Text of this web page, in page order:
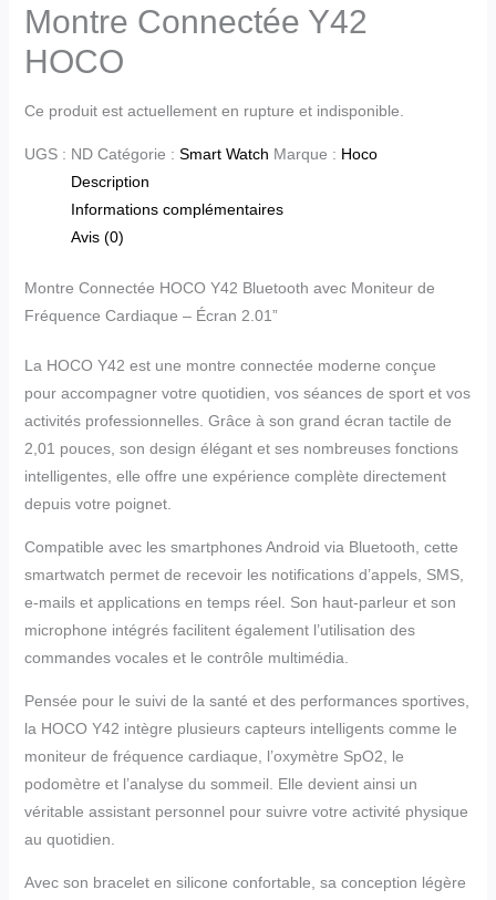
Montre Connectée Y42
HOCO
Ce produit est actuellement en rupture et indisponible.
UGS : ND Catégorie : Smart Watch Marque : Hoco
Description
Informations complémentaires
Avis (0)
Montre Connectée HOCO Y42 Bluetooth avec Moniteur de
Fréquence Cardiaque – Écran 2.01”
La HOCO Y42 est une montre connectée moderne conçue
pour accompagner votre quotidien, vos séances de sport et vos
activités professionnelles. Grâce à son grand écran tactile de
2,01 pouces, son design élégant et ses nombreuses fonctions
intelligentes, elle offre une expérience complète directement
depuis votre poignet.
Compatible avec les smartphones Android via Bluetooth, cette
smartwatch permet de recevoir les notifications d’appels, SMS,
e-mails et applications en temps réel. Son haut-parleur et son
microphone intégrés facilitent également l’utilisation des
commandes vocales et le contrôle multimédia.
Pensée pour le suivi de la santé et des performances sportives,
la HOCO Y42 intègre plusieurs capteurs intelligents comme le
moniteur de fréquence cardiaque, l’oxymètre SpO2, le
podomètre et l’analyse du sommeil. Elle devient ainsi un
véritable assistant personnel pour suivre votre activité physique
au quotidien.
Avec son bracelet en silicone confortable, sa conception légère